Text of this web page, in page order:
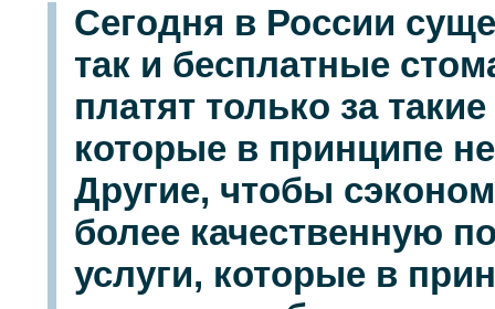
Сегодня в России
так и бесплатные
платят только за
которые в принципе
Другие, чтобы
более качественную
услуги, которые в